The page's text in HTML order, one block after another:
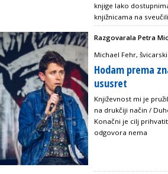
knjige lako
knjižnicama na
Razgovarala Petra
Michael Fehr,
Hodam prema
ususret
Književnost mi je
na drukčiji način /
Konačni je cilj
odgovora nema